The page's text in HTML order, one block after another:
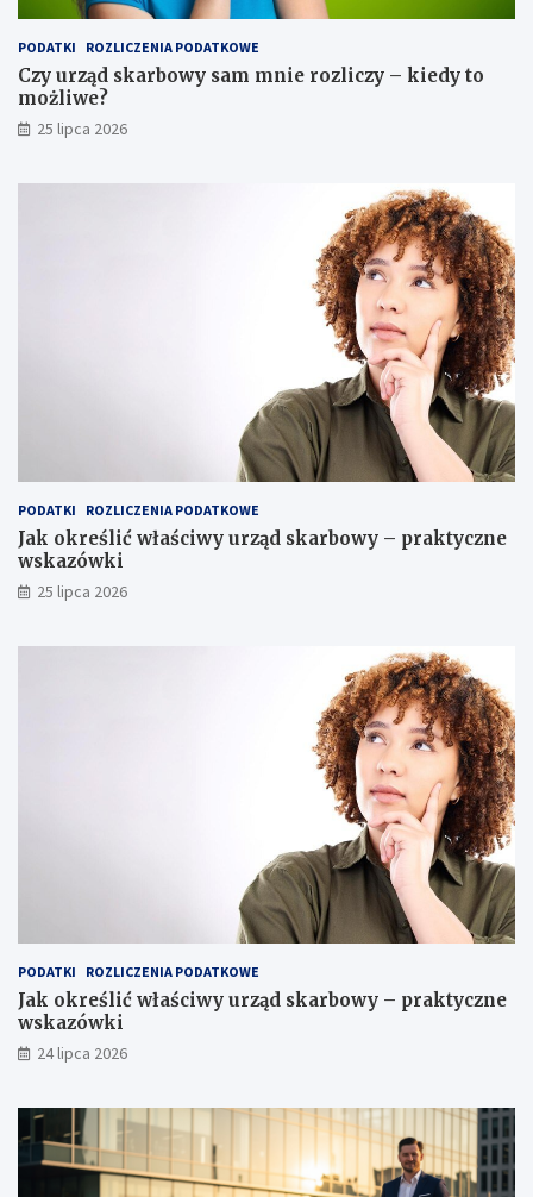
PODATKI ROZLICZENIA PODATKOWE
Czy urząd skarbowy sam mnie rozliczy – kiedy to
możliwe?
25 lipca 2026
PODATKI ROZLICZENIA PODATKOWE
Jak określić właściwy urząd skarbowy – praktyczne
wskazówki
25 lipca 2026
PODATKI ROZLICZENIA PODATKOWE
Jak określić właściwy urząd skarbowy – praktyczne
wskazówki
24 lipca 2026